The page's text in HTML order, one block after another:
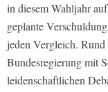
in diesem Wahljahr
geplante
jeden Vergleich.
Bundesregierung mit
leidenschaftlichen